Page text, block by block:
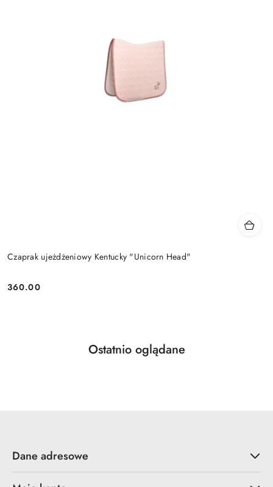
Czaprak ujeżdżeniowy Kentucky "Unicorn Head"
Cena:
360.00
Pomiń karuzelę produktów
Produkty
Ostatnio oglądane
Dane adresowe